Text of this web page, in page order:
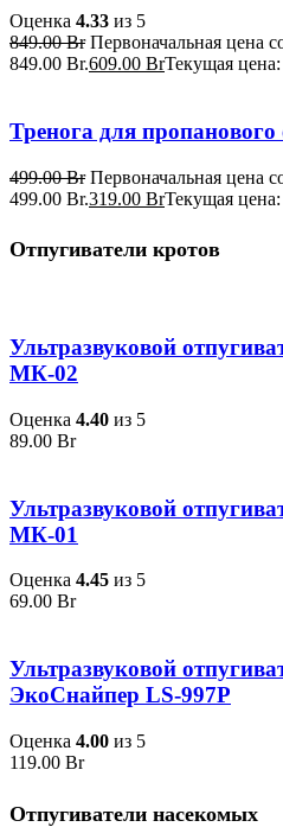
Оценка 4.33 из 5
849.00Br Первоначальная цена
849.00 Br.609.00 BrТекущая
Тренога для пропанового
499.00Br Первоначальная цена
499.00 Br.319.00 BrТекущая
Отпугиватели кротов
Ультразвуковой
МК-02
Оценка 4.40 из 5
89.00 Br
Ультразвуковой
МК-01
Оценка 4.45 из 5
69.00 Br
Ультразвуковой
ЭкоСнайпер LS-997P
Оценка 4.00 из 5
119.00 Br
Отпугиватели насекомых